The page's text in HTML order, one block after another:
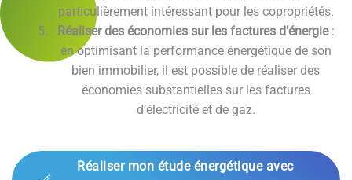
particulièrement intéressant pour les copropriétés.
Réaliser des économies sur les factures d’énergie:
en optimisant la performance énergétique de son
bien immobilier, il est possible de réaliser des
économies substantielles sur les factures
d’électricité et de gaz.
Réaliser mon étude énergétique avec